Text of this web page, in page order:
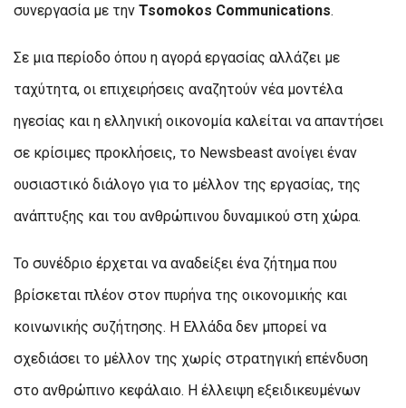
συνεργασία με την Tsomokos Communications.
Σε μια περίοδο όπου η αγορά εργασίας αλλάζει με
ταχύτητα, οι επιχειρήσεις αναζητούν νέα μοντέλα
ηγεσίας και η ελληνική οικονομία καλείται να απαντήσει
σε κρίσιμες προκλήσεις, το Newsbeast ανοίγει έναν
ουσιαστικό διάλογο για το μέλλον της εργασίας, της
ανάπτυξης και του ανθρώπινου δυναμικού στη χώρα.
Το συνέδριο έρχεται να αναδείξει ένα ζήτημα που
βρίσκεται πλέον στον πυρήνα της οικονομικής και
κοινωνικής συζήτησης. Η Ελλάδα δεν μπορεί να
σχεδιάσει το μέλλον της χωρίς στρατηγική επένδυση
στο ανθρώπινο κεφάλαιο. Η έλλειψη εξειδικευμένων